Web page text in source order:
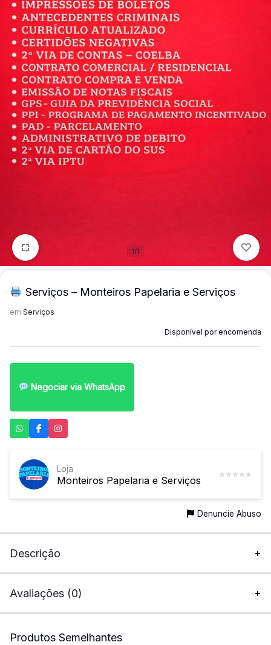
quem
mais
precisa!
precisa!
1/1
Serviços – Monteiros Papelaria e Serviços
em Serviços
Disponível por encomenda
Negociar via WhatsApp
Monteiros Papelaria e Serviços
Loja
Denuncie Abuso
Descrição
Avaliações (0)
Produtos Semelhantes